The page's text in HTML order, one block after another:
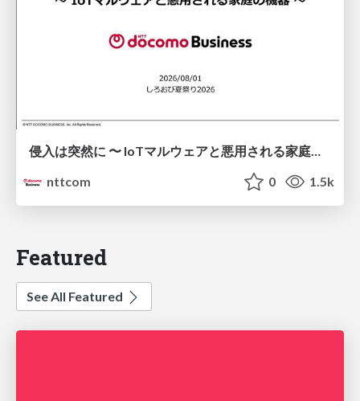
侵入は突然に 〜 IoTマルウェアと悪用される家庭の機器 ～ / When Intrusion Strikes: IoT Malware and the Abuse of Home Devices
nttcom
0 1.5k
Featured
See All Featured